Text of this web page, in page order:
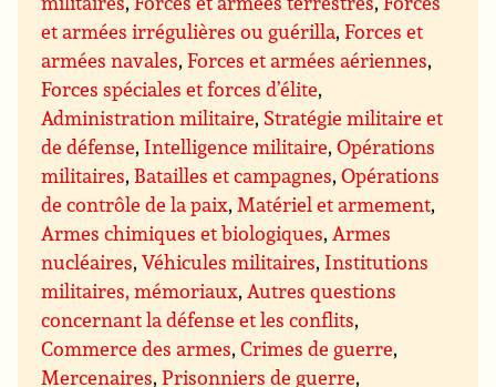
et armées irrégulières ou guérilla,Forces et
armées navales,Forces et armées aériennes,
Forces spéciales et forces d’élite,
Administration militaire, Stratégie militaire et
de défense, Intelligence militaire,Opérations
militaires, Batailles et campagnes,Opérations
de contrôle de la paix,Matériel et armement,
Armes chimiques et biologiques,Armes
nucléaires,Véhicules militaires, Institutions
militaires, mémoriaux,Autres questions
concernant la défense et les conflits,
Commerce des armes,Crimes de guerre,
Mercenaires,Prisonniers de guerre,